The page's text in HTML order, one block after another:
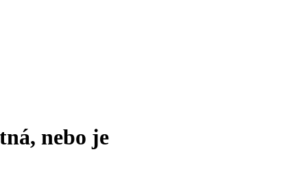
nebo je